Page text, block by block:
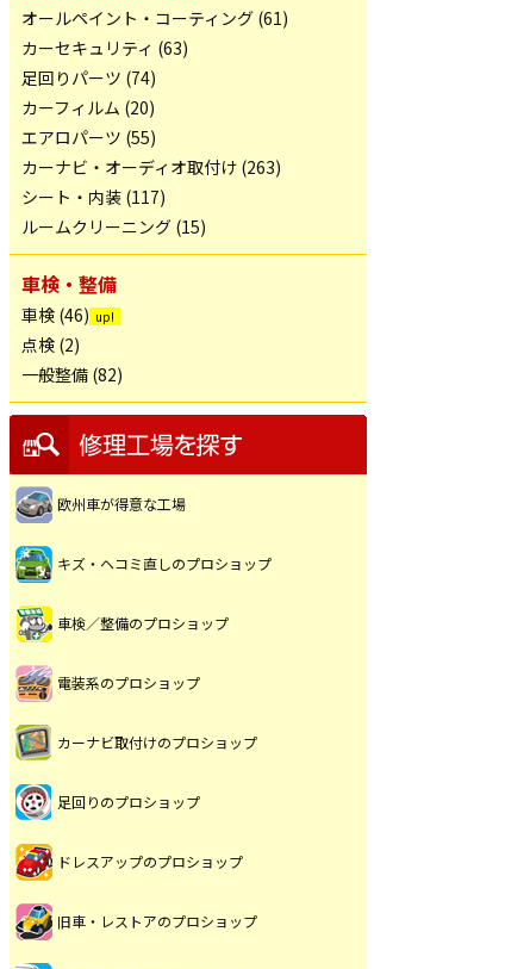
オールペイント・コーティング (61)
カーセキュリティ (63)
足回りパーツ (74)
カーフィルム (20)
エアロパーツ (55)
カーナビ・オーディオ取付け (263)
シート・内装 (117)
ルームクリーニング (15)
車検・整備
車検 (46)
点検 (2)
一般整備 (82)
欧州車が得意な工場
キズ・ヘコミ直しのプロショップ
車検／整備のプロショップ
電装系のプロショップ
カーナビ取付けのプロショップ
足回りのプロショップ
ドレスアップのプロショップ
旧車・レストアのプロショップ